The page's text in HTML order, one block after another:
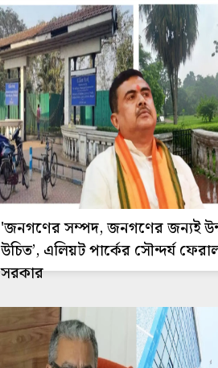
'জনগণের সম্পদ, জনগণের জন্যই
উচিত’, এলিয়ট পার্কের সৌন্দর্য
সরকার